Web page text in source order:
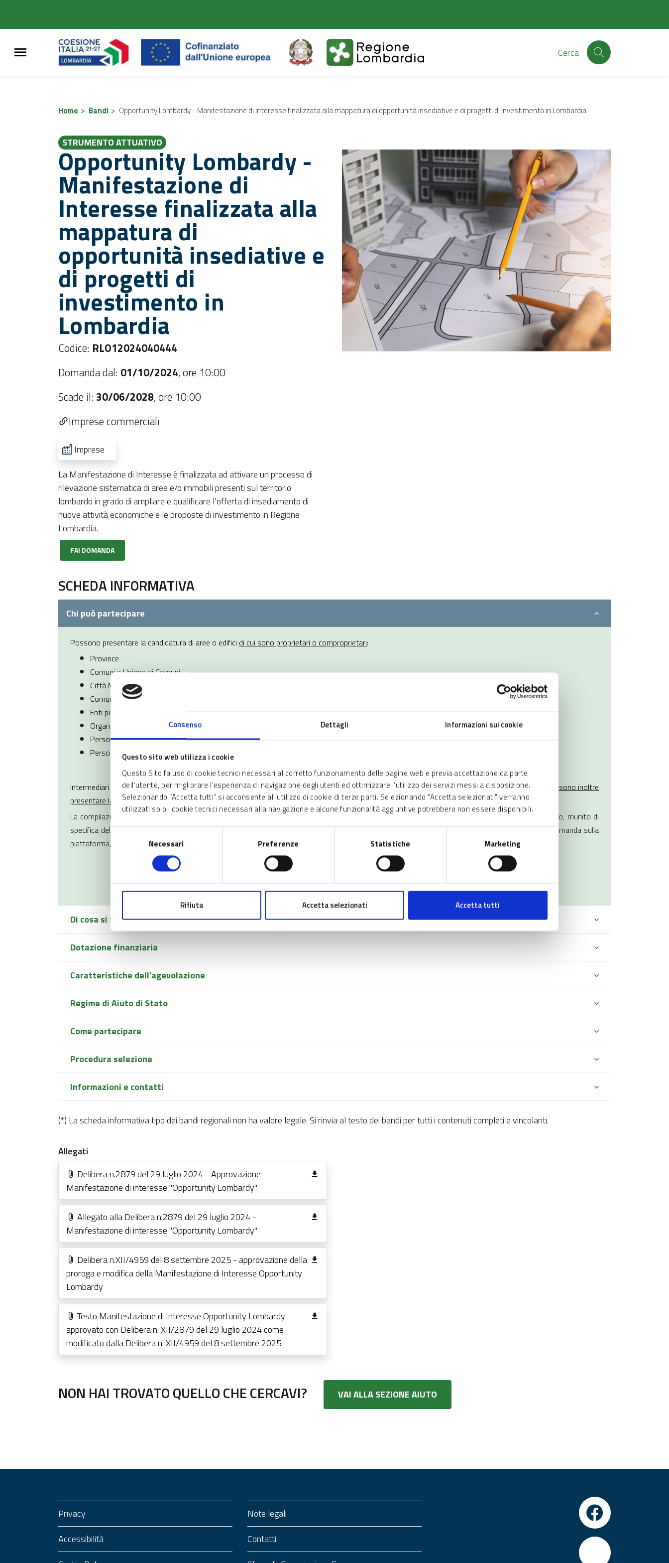
Consenso Dettagli Informazioni sui cookie
Questo sito web utilizza i cookie
Questo Sito fa uso di cookie tecnici necessari al corretto funzionamento delle pagine web e previa accettazione da parte
dell’utente, per migliorare l’esperienza di navigazione degli utenti ed ottimizzare l’utilizzo dei servizi messi a disposizione.
Selezionando “Accetta tutti” si acconsente all’utilizzo di cookie di terze parti. Selezionando "Accetta selezionati" verranno
utilizzati solo i cookie tecnici necessari alla navigazione e alcune funzionalità aggiuntive potrebbero non essere disponibili.
del
Necessari Preferenze Statistiche Marketing
Rifiuta Accetta selezionati Accetta tutti
contenuto
principale
footer
Cerca
Home > Bandi > Opportunity Lombardy - Manifestazione di Interesse finalizzata alla mappatura di opportunità insediative e di progetti di investimento in Lombardia
STRUMENTO ATTUATIVO
Opportunity Lombardy -
Manifestazione di
Interesse finalizzata alla
mappatura di
opportunità insediative e
di progetti di
investimento in
Lombardia
Codice: RLO12024040444
Domanda dal: 01/10/2024,ore 10:00
Scade il: 30/06/2028,ore 10:00
Imprese commerciali
Imprese
La Manifestazione di Interesse è finalizzata ad attivare un processo di
rilevazione sistematica di aree e/o immobili presenti sul territorio
lombardo in grado di ampliare e qualificare l’offerta di insediamento di
nuove attività economiche e le proposte di investimento in Regione
Lombardia.
FAI DOMANDA
SCHEDA INFORMATIVA
Chi può partecipare
Possono presentare la candidatura di aree o edifici di cui sono proprietari o comproprietari:
Province
Comuni e Unione di Comuni
Città Metropolitana di Milano
Comunità Montane
Enti pubblici (quali, a titolo di esempio, enti del Sistema Sanitario, Forze Armate, Ferrovie…)
Organismi senza fini di lucro (quali, a titolo di esempio, Fondazioni, Curie)
Persone giuridiche private
Persone fisiche proprietarie
Intermediari immobiliari e associazioni imprenditoriali muniti di delega specifica finalizzata a tale scopo da parte dei proprietari (fac-simile lett. A)
possono inoltre
presentare la
candidatura di aree ed edifici di proprietà di terzi.
La compilazione della domanda di candidatura sulla piattaforma Bandi e Servizi può essere effettuata da un altro soggetto, sia giuridico che fisico, munito di
specifica delega da parte del proprietario/proponente (fac-simile lett. C). L’eventuale delega riguarda esclusivamente la gestione operativa della domanda sulla
piattaforma, ma non costituisce rappresentanza della proprietà nelle funzioni di firma della domanda e del nulla osta alla pubblicazione.
Di cosa si tratta
Dotazione finanziaria
Caratteristiche dell'agevolazione
Regime di Aiuto di Stato
Come partecipare
Procedura selezione
Informazioni e contatti
(*) La scheda informativa tipo dei bandi regionali non ha valore legale. Si rinvia al testo dei bandi per tutti i contenuti completi e vincolanti.
Allegati
Delibera n.2879 del 29 luglio 2024 - Approvazione
Manifestazione di interesse "Opportunity Lombardy"
Allegato alla Delibera n.2879 del 29 luglio 2024 -
Manifestazione di interesse "Opportunity Lombardy"
Delibera n.XII/4959 del 8 settembre 2025 - approvazione della
proroga e modifica della Manifestazione di Interesse Opportunity
Lombardy
Testo Manifestazione di Interesse Opportunity Lombardy
approvato con Delibera n. XII/2879 del 29 luglio 2024 come
modificato dalla Delibera n. XII/4959 del 8 settembre 2025
NON HAI TROVATO QUELLO CHE CERCAVI? VAI ALLA SEZIONE AIUTO
Privacy
Accessibilità
Note legali
Contatti